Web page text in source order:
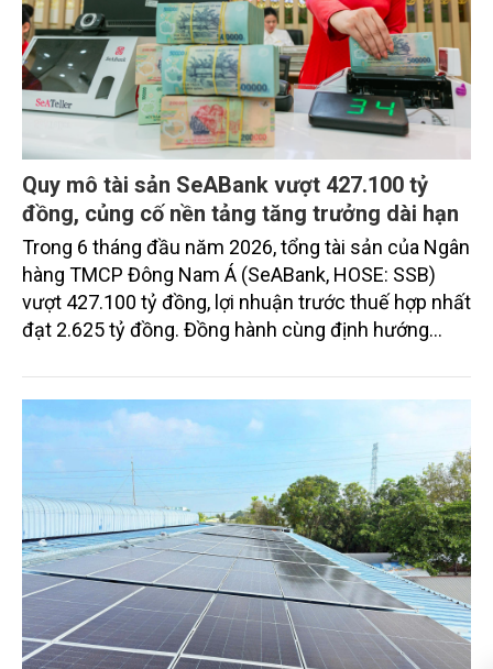
Quy mô tài sản SeABank vượt 427.100 tỷ
đồng, củng cố nền tảng tăng trưởng dài hạn
Trong 6 tháng đầu năm 2026, tổng tài sản của Ngân
hàng TMCP Đông Nam Á (SeABank, HOSE: SSB)
vượt 427.100 tỷ đồng, lợi nhuận trước thuế hợp nhất
đạt 2.625 tỷ đồng. Đồng hành cùng định hướng
SeABank tiếp tục duy trì hoạt động hiệu quả, mở
rộng tín dụng, củng cố nguồn vốn và đảm bảo các
chỉ tiêu an toàn.